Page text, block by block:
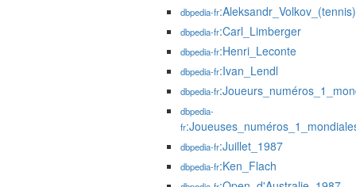
dbpedia-fr:Aleksandr_Volkov_(tennis)
dbpedia-fr:Carl_Limberger
dbpedia-fr:Henri_Leconte
dbpedia-fr:Ivan_Lendl
dbpedia-fr
dbpedia-
fr
dbpedia-fr:Juillet_1987
dbpedia-fr:Ken_Flach